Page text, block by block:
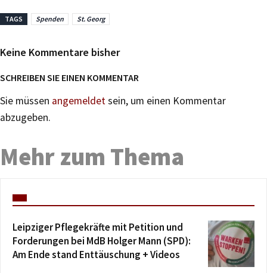
TAGS Spenden St. Georg
Keine Kommentare bisher
SCHREIBEN SIE EINEN KOMMENTAR
Sie müssen angemeldetsein, um einen Kommentar
abzugeben.
Mehr zum Thema
Leipziger Pflegekräfte mit Petition und
Forderungen bei MdB Holger Mann (SPD):
Am Ende stand Enttäuschung + Videos